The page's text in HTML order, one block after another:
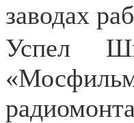
заводах
Успел